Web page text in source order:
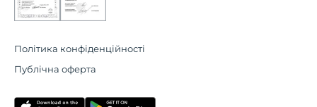
Політика конфіденційності
Публічна оферта